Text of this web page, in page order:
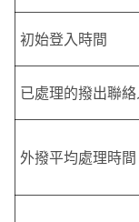
初始登入時間
已處理的撥出聯絡
外撥平均處理時間